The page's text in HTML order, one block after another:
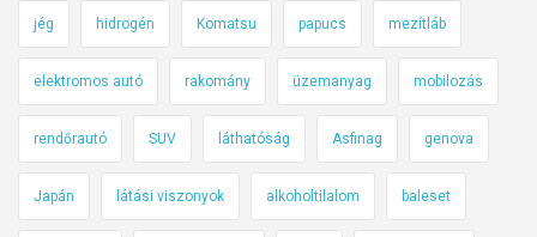
jég hidrogén Komatsu papucs mezítláb
elektromos autó rakomány üzemanyag mobilozás
rendőrautó SUV láthatóság Asfinag genova
Japán látási viszonyok alkoholtilalom baleset